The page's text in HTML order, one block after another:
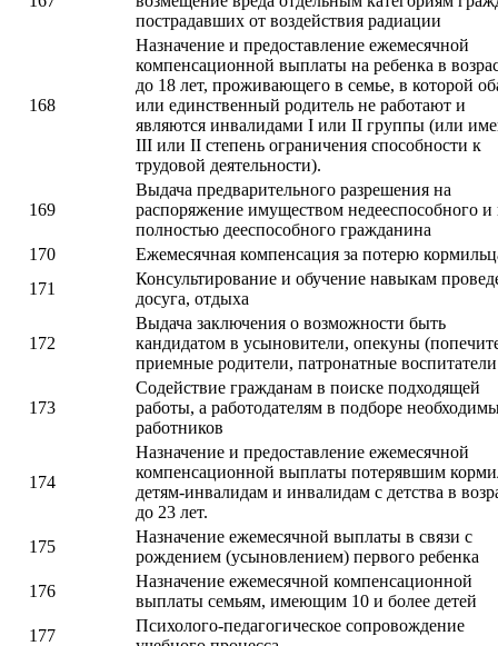
пострадавших от воздействия радиации
168
Назначение и предоставление ежемесячной
компенсационной выплаты на ребенка в
до 18 лет, проживающего в семье, в которой
или единственный родитель не работают и
являются инвалидами I или II группы (или
III или II степень ограничения способности к
трудовой деятельности).
169
Выдача предварительного разрешения на
распоряжение имуществом недееспособного и
полностью дееспособного гражданина
170
Ежемесячная компенсация за потерю
171
Консультирование и обучение навыкам
досуга, отдыха
172
Выдача заключения о возможности быть
кандидатом в усыновители, опекуны
приемные родители, патронатные воспитатели
173
Содействие гражданам в поиске подходящей
работы, а работодателям в подборе
работников
174
Назначение и предоставление ежемесячной
компенсационной выплаты потерявшим
детям-инвалидам и инвалидам с детства в
до 23 лет.
175
Назначение ежемесячной выплаты в связи с
рождением (усыновлением) первого ребенка
176
Назначение ежемесячной компенсационной
выплаты семьям, имеющим 10 и более детей
177
Психолого-педагогическое сопровождение